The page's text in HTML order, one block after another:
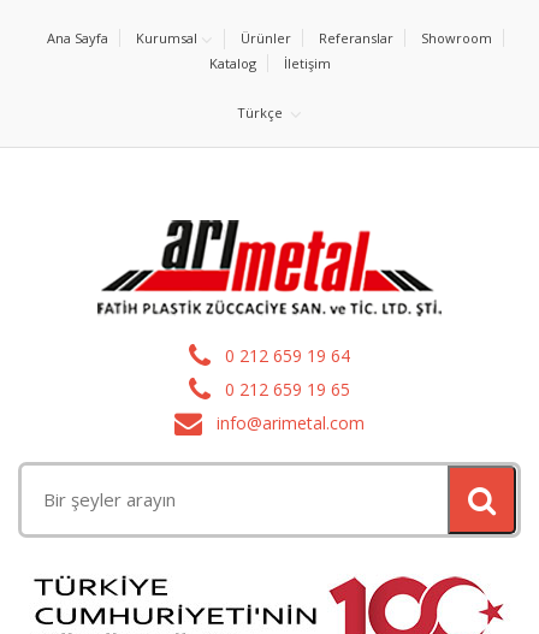
Ana Sayfa Kurumsal Ürünler Referanslar
Showroom
Katalog
İletişim
Türkçe
0 212 659 19 64
0 212 659 19 65
info@arimetal.com